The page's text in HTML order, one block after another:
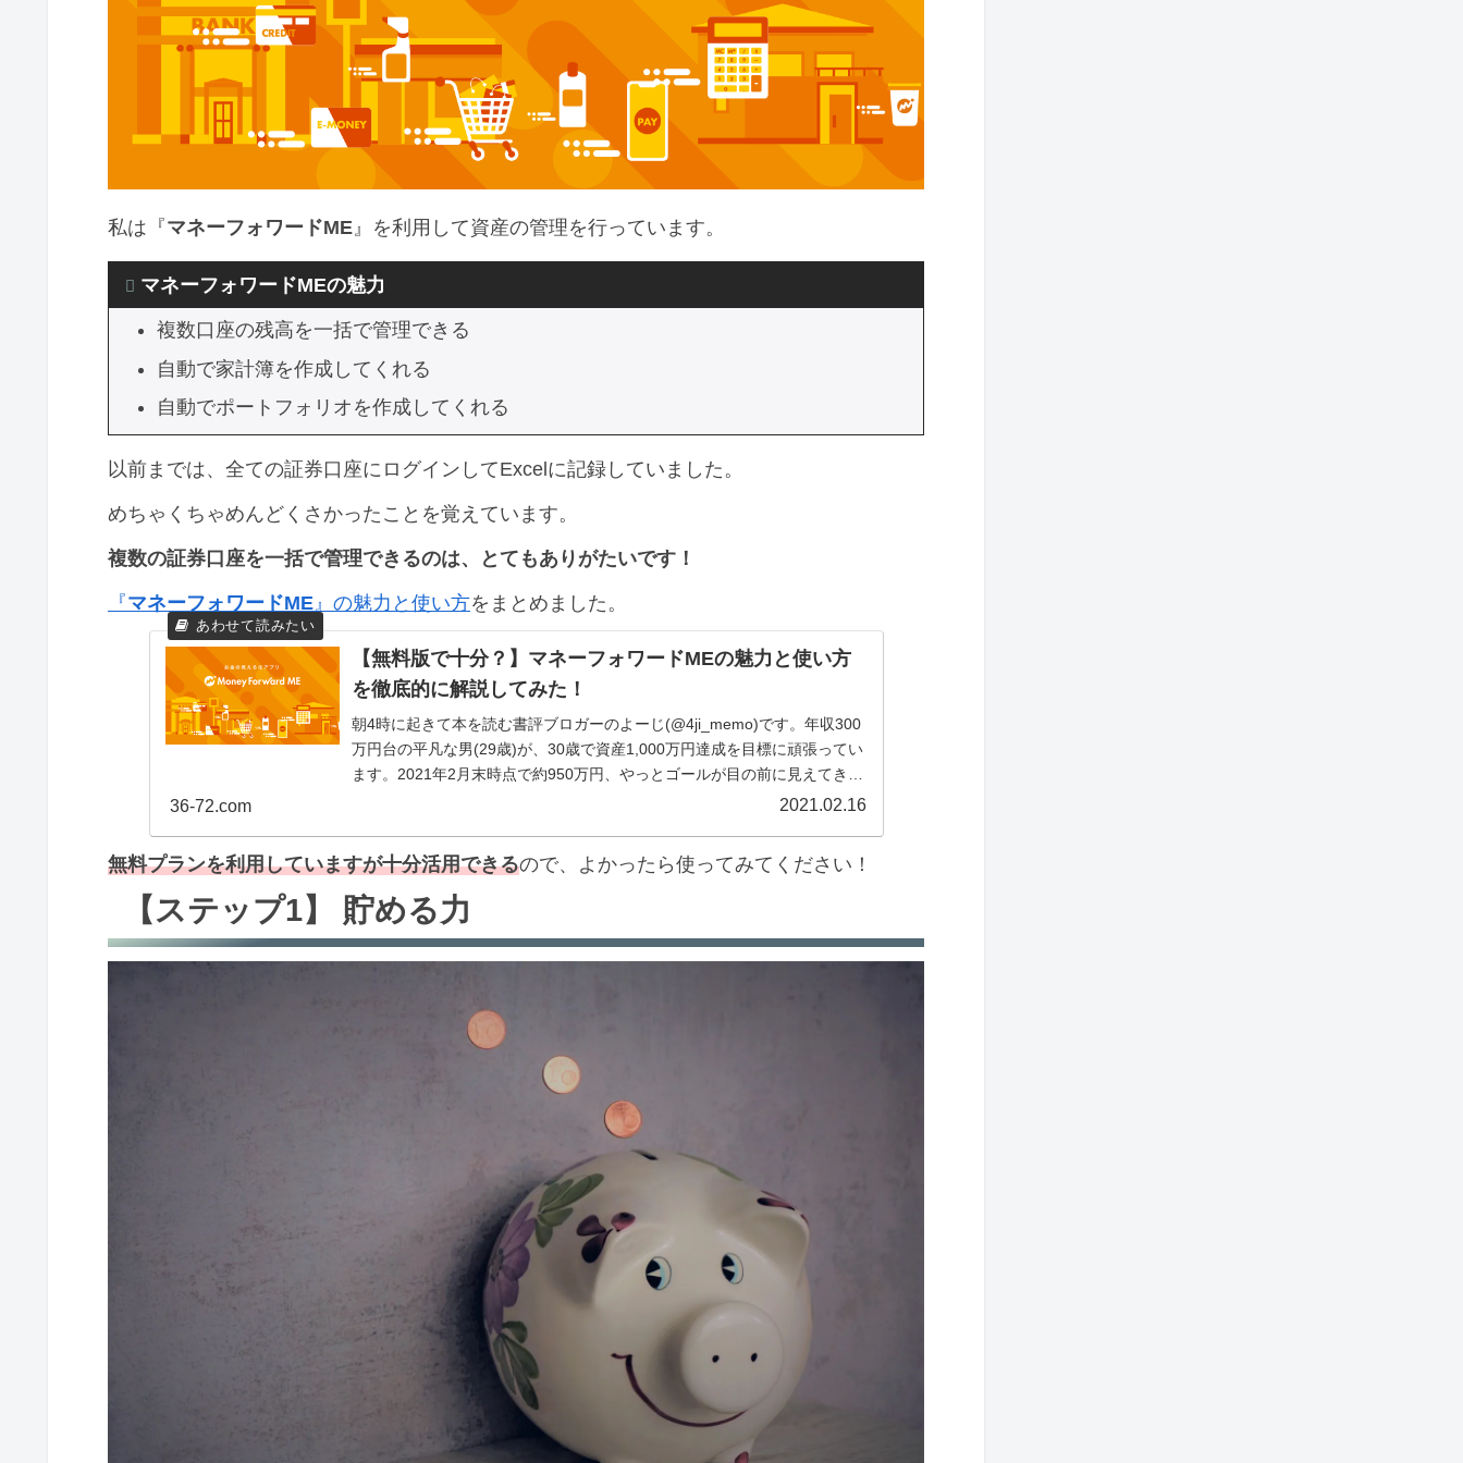
2022年の家計簿まとめ
マネーフォワードMEは便利だよ
私は『マネーフォワードME』を利用して資産の管理を行っています。
マネーフォワードMEの魅力
複数口座の残高を一括で管理できる
自動で家計簿を作成してくれる
自動でポートフォリオを作成してくれる
以前までは、全ての証券口座にログインしてExcelに記録していました。
めちゃくちゃめんどくさかったことを覚えています。
複数の証券口座を一括で管理できるのは、とてもありがたいです！
『マネーフォワードME』の魅力と使い方をまとめました。
【無料版で十分？】マネーフォワードMEの魅力と使い方
を徹底的に解説してみた！
朝4時に起きて本を読む書評ブロガーのよーじ(@4ji_memo)です。年収300
万円台の平凡な男(29歳)が、30歳で資産1,000万円達成を目標に頑張ってい
ます。2021年2月末時点で約950万円、やっとゴールが目の前に見えてきま
36-72.com 2021.02.16
無料プランを利用していますが十分活用できるので、よかったら使ってみてください！
【ステップ1】 貯める力